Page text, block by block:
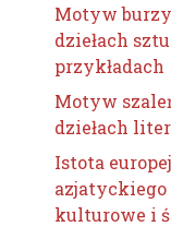
Motyw
dziełach
przykładach
Motyw
dziełach
Istota
azjatyckiego
kulturowe i